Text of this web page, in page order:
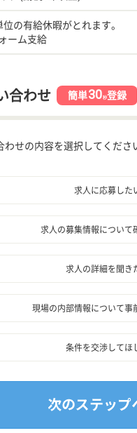
位の有給休暇がとれます。
ーム支給
合わせ 簡単30秒登録
わせの内容を選択してくださ
求人に応募した
求人の募集情報について
求人の詳細を聞き
現場の内部情報について事
条件を交渉してほ